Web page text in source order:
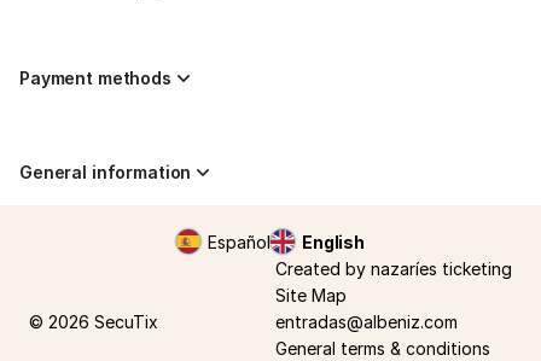
Payment methods
General information
EspañolCurrent
Language
English
© 2026 SecuTix
Created by nazaríes ticketing
Site Map
entradas@albeniz.com
General terms & conditions